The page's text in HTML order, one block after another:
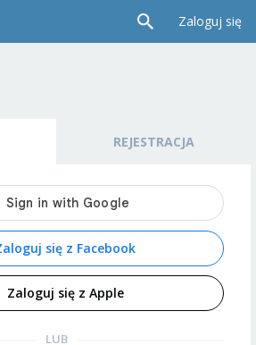
Zaloguj się
REJESTRACJA
się z Facebook
Zaloguj się z Apple
LUB